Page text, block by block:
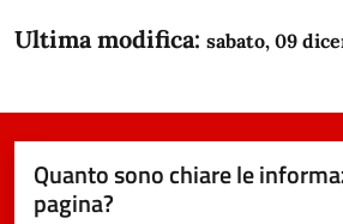
Ultima modifica: sabato, 09
Quanto sono chiare le
pagina?